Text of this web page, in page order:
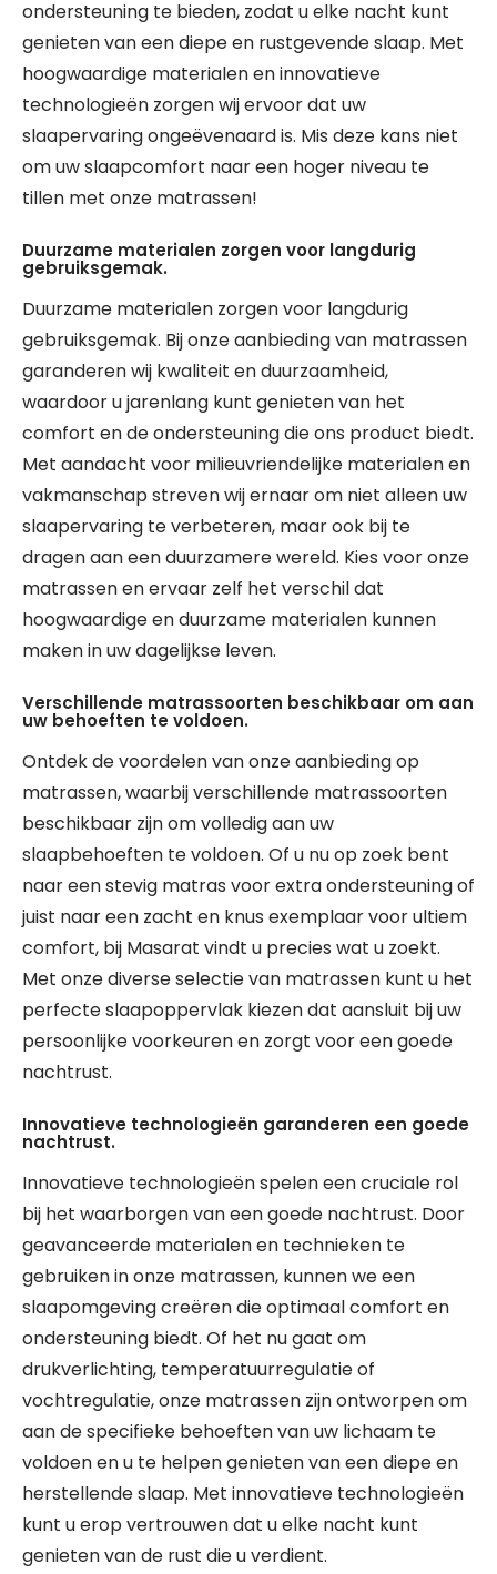
ondersteuning te bieden, zodat u elke nacht kunt
genieten van een diepe en rustgevende slaap. Met
hoogwaardige materialen en innovatieve
technologieën zorgen wij ervoor dat uw
slaapervaring ongeëvenaard is. Mis deze kans niet
om uw slaapcomfort naar een hoger niveau te
tillen met onze matrassen!
Duurzame materialen zorgen voor langdurig
gebruiksgemak.
Duurzame materialen zorgen voor langdurig
gebruiksgemak. Bij onze aanbieding van matrassen
garanderen wij kwaliteit en duurzaamheid,
waardoor u jarenlang kunt genieten van het
comfort en de ondersteuning die ons product biedt.
Met aandacht voor milieuvriendelijke materialen en
vakmanschap streven wij ernaar om niet alleen uw
slaapervaring te verbeteren, maar ook bij te
dragen aan een duurzamere wereld. Kies voor onze
matrassen en ervaar zelf het verschil dat
hoogwaardige en duurzame materialen kunnen
maken in uw dagelijkse leven.
Verschillende matrassoorten beschikbaar om aan
uw behoeften te voldoen.
Ontdek de voordelen van onze aanbieding op
matrassen, waarbij verschillende matrassoorten
beschikbaar zijn om volledig aan uw
slaapbehoeften te voldoen. Of u nu op zoek bent
naar een stevig matras voor extra ondersteuning of
juist naar een zacht en knus exemplaar voor ultiem
comfort, bij Masarat vindt u precies wat u zoekt.
Met onze diverse selectie van matrassen kunt u het
perfecte slaapoppervlak kiezen dat aansluit bij uw
persoonlijke voorkeuren en zorgt voor een goede
nachtrust.
Innovatieve technologieën garanderen een goede
nachtrust.
Innovatieve technologieën spelen een cruciale rol
bij het waarborgen van een goede nachtrust. Door
geavanceerde materialen en technieken te
gebruiken in onze matrassen, kunnen we een
slaapomgeving creëren die optimaal comfort en
ondersteuning biedt. Of het nu gaat om
drukverlichting, temperatuurregulatie of
vochtregulatie, onze matrassen zijn ontworpen om
aan de specifieke behoeften van uw lichaam te
voldoen en u te helpen genieten van een diepe en
herstellende slaap. Met innovatieve technologieën
kunt u erop vertrouwen dat u elke nacht kunt
genieten van de rust die u verdient.